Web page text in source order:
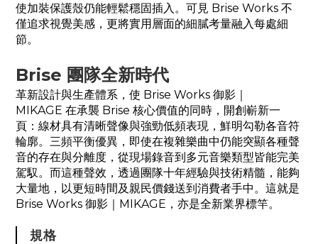
使加裝保護殼仍能輕鬆穩固插入。可見 Brise Works 不
僅追求視覺美感，更將實用層面的細膩考量融入每處細
節。
Brise 團隊全新時代
革新設計與生產體系，使 Brise Works 御影｜
MIKAGE 在承襲 Brise 核心價值的同時，開創嶄新一
頁：線材具有清晰聲像與強勁低頻表現，鮮明勾勒各音符
輪廓。三頻平衡優異，即使在複雜樂曲中仍能突顯各種聲
音的存在與分離度，從現場錄音到多元音樂類型皆能完美
駕馭。而這種聲效，透過團隊十年經驗與技術精髓，能夠
大量地，以更短時間及親民價錢送到消費者手中。這就是
Brise Works 御影｜ MIKAGE ，亦是全新業界標竿。
規格